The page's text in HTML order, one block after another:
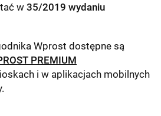
w 35/2019 wydaniu
Wprost dostępne są
PREMIUM
i w aplikacjach mobilnych
.